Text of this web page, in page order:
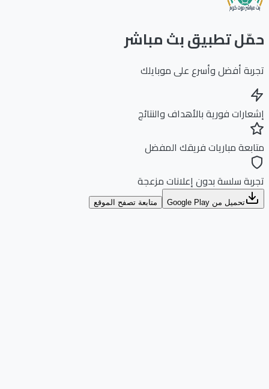
تطبيق بث مباشر
أفضل وأسرع على موبايلك
فورية بالأهداف والنتائج
مباريات فريقك المفضل
سلسة بدون إعلانات مزعجة
تحميل من Google Play متابعة تصفح الموقع